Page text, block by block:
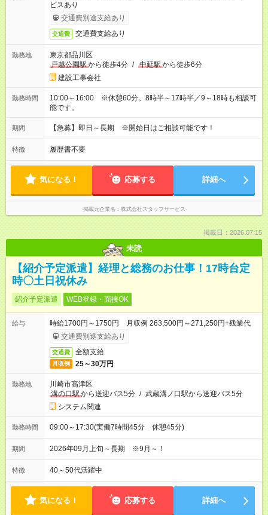
ビスあり
交通費別途支給あり
交通費 交通費支給あり
勤務地
東京都品川区
戸越公園駅から徒歩4分 / 中延駅から徒歩6分
建設工事会社
勤務時間
10:00～16:00 ※休憩60分。8時半～17時半／9～18時も相談可
能です。
期間 【急募】即日～長期 ※開始日はご相談可能です！
特徴 履歴書不要
気になる！ 応募する 詳細へ
掲載元企業名 株式会社スタッフサービス
掲載日：2026.07.15
未読
【紹介予定派遣】経理と総務のお仕事！17時台定
時〇土日祝休み
紹介予定派遣 WEB登録・面接OK
給与
時給1700円～1750円 月収例 263,500円～271,250円+残業代
交通費別途支給あり
交通費 全額支給
月収例 25～30万円
勤務地
川崎市高津区
溝の口駅から送迎バス5分 / 武蔵溝ノ口駅から送迎バス5分
システム関連
勤務時間 09:00～17:30(実働7時間45分 休憩45分)
期間 2026年09月上旬～長期 ※9月～！
特徴 40～50代活躍中
気になる！ 応募する 詳細へ